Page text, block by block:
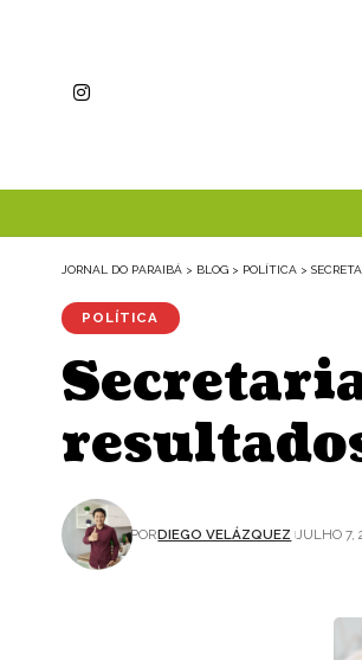
JORNAL DO PARAIBÁ > BLOG > POLÍTICA >
POLÍTICA
PORDIEGO VELÁZQUEZ JULHO 7,